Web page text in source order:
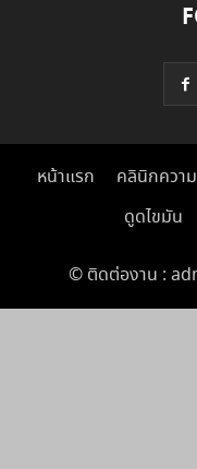
หน้าแรก คลินิกควา
ดูดไขมัน
© ติดต่องาน :